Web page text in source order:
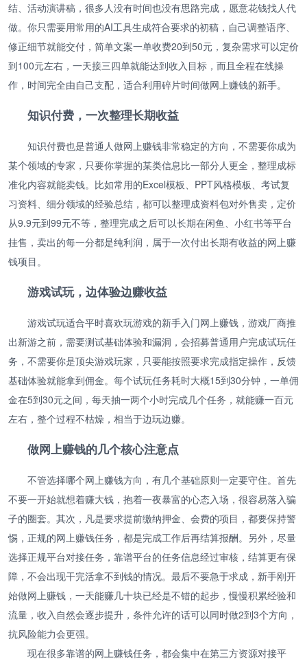
结、活动演讲稿，很多人没有时间也没有思路完成，愿意花钱找人代
做。你只需要用常用的AI工具生成符合要求的初稿，自己调整语序、
修正细节就能交付，简单文案一单收费20到50元，复杂需求可以定价
到100元左右，一天接三四单就能达到收入目标，而且全程在线操
作，时间完全由自己支配，适合利用碎片时间做网上赚钱的新手。
知识付费，一次整理长期收益
知识付费也是普通人做网上赚钱非常稳定的方向，不需要你成为
某个领域的专家，只要你掌握的某类信息比一部分人更全，整理成标
准化内容就能卖钱。比如常用的Excel模板、PPT风格模板、考试复
习资料、细分领域的经验总结，都可以整理成资料包对外售卖，定价
从9.9元到99元不等，整理完成之后可以长期在闲鱼、小红书等平台
挂售，卖出的每一分都是纯利润，属于一次付出长期有收益的网上赚
钱项目。
游戏试玩，边体验边赚收益
游戏试玩适合平时喜欢玩游戏的新手入门网上赚钱，游戏厂商推
出新游之前，需要测试基础体验和漏洞，会招募普通用户完成试玩任
务，不需要你是顶尖游戏玩家，只要能按照要求完成指定操作，反馈
基础体验就能拿到佣金。每个试玩任务耗时大概15到30分钟，一单佣
金在5到30元之间，每天抽一两个小时完成几个任务，就能赚一百元
左右，整个过程不枯燥，相当于边玩边赚。
做网上赚钱的几个核心注意点
不管选择哪个网上赚钱方向，有几个基础原则一定要守住。首先
不要一开始就想着赚大钱，抱着一夜暴富的心态入场，很容易落入骗
子的圈套。其次，凡是要求提前缴纳押金、会费的项目，都要保持警
惕，正规的网上赚钱任务，都是完成工作后再结算报酬。另外，尽量
选择正规平台对接任务，靠谱平台的任务信息经过审核，结算更有保
障，不会出现干完活拿不到钱的情况。最后不要急于求成，新手刚开
始做网上赚钱，一天能赚几十块已经是不错的起步，慢慢积累经验和
流量，收入自然会逐步提升，条件允许的话可以同时做2到3个方向，
抗风险能力会更强。
现在很多靠谱的网上赚钱任务，都会集中在第三方资源对接平